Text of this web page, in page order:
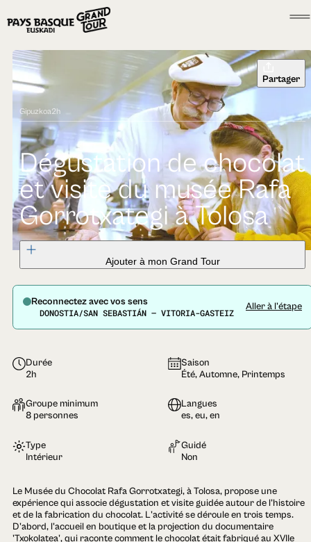
Partager
Gipuzkoa2h
Dégustation de chocolat
et visite du musée Rafa
Gorrotxategi à Tolosa
Ajouter à mon Grand Tour
Reconnectez avec vos sens
DONOSTIA/SAN SEBASTIÁN — VITORIA-GASTEIZ
Aller à l'étape
Le Musée du Chocolat Rafa Gorrotxategi, à Tolosa, propose une
expérience qui associe dégustation et visite guidée autour de l'histoire
et de la fabrication du chocolat. L'activité se déroule en trois temps.
D'abord, l'accueil en boutique et la projection du documentaire
'Txokolatea', qui raconte comment le chocolat était fabriqué au XVIIe
Durée
2h
Saison
Été, Automne, Printemps
Groupe minimum
8 personnes
Langues
es, eu, en
Type
Intérieur
Guidé
Non